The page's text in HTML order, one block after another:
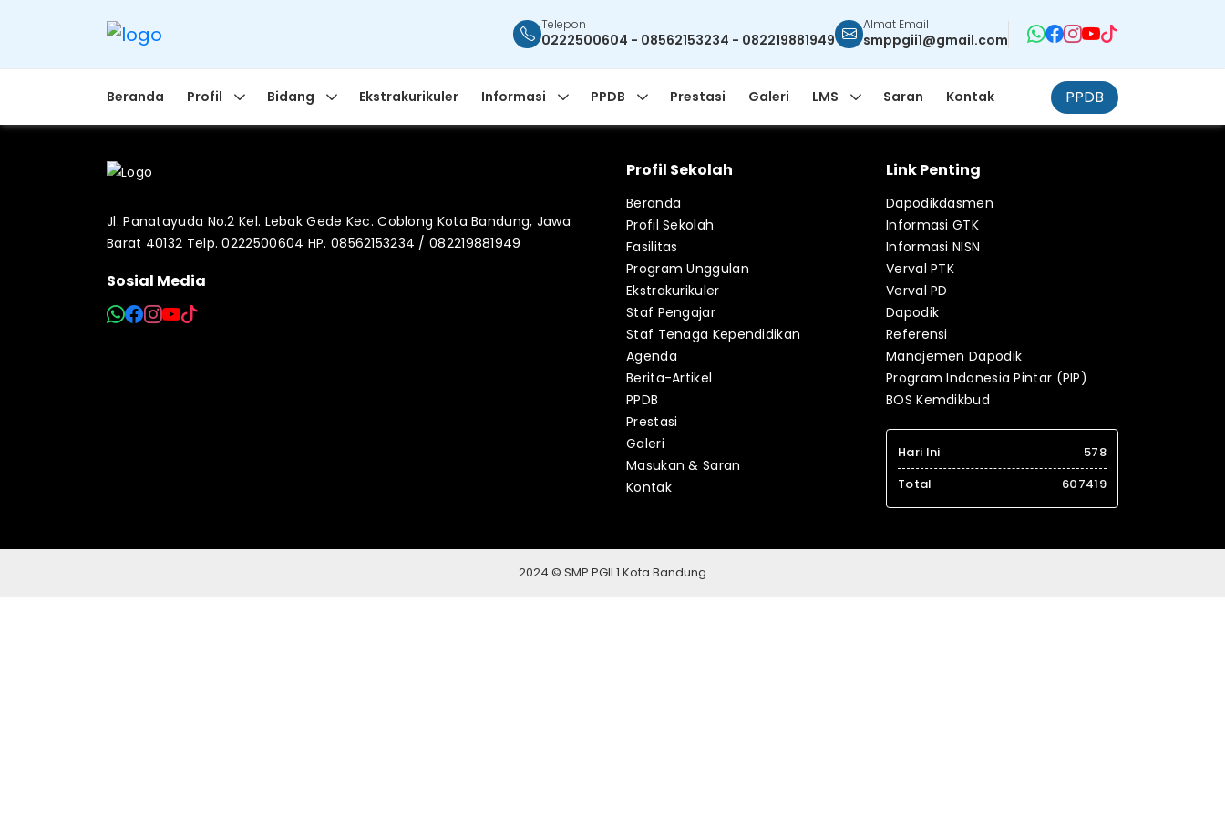
Telepon
0222500604 - 08562153234 - 082219881949
Almat Email
smppgii1@gmail.com
Beranda Profil Bidang Ekstrakurikuler Informasi PPDB Prestasi Galeri LMS Saran Kontak PPDB
Jl. Panatayuda No.2 Kel. Lebak Gede Kec. Coblong Kota Bandung, Jawa
Barat 40132 Telp. 0222500604 HP. 08562153234 / 082219881949
Sosial Media
Profil Sekolah
Beranda
Profil Sekolah
Fasilitas
Program Unggulan
Ekstrakurikuler
Staf Pengajar
Staf Tenaga Kependidikan
Agenda
Berita-Artikel
PPDB
Prestasi
Galeri
Masukan & Saran
Kontak
Link Penting
Dapodikdasmen
Informasi GTK
Informasi NISN
Verval PTK
Verval PD
Dapodik
Referensi
Manajemen Dapodik
Program Indonesia Pintar (PIP)
BOS Kemdikbud
Hari Ini
578
Total
607419
2024 © SMP PGII 1 Kota Bandung